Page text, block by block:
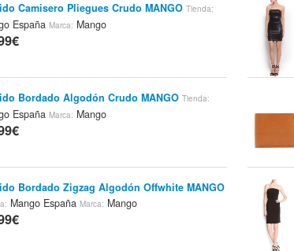
Camisero Pliegues Crudo MANGO Tienda:
EspañaMarca: Mango
Bordado Algodón Crudo MANGO Tienda:
EspañaMarca: Mango
Bordado Zigzag Algodón Offwhite MANGO
Mango EspañaMarca: Mango